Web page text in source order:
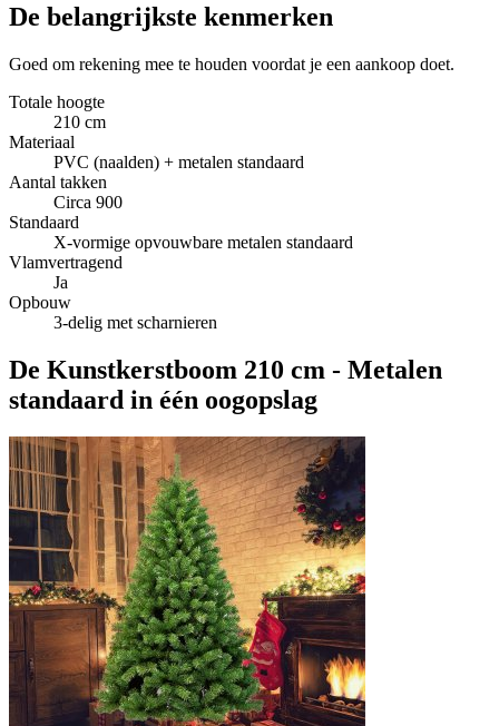
De belangrijkste kenmerken
Goed om rekening mee te houden voordat je een aankoop doet.
Totale hoogte
210 cm
Materiaal
PVC (naalden) + metalen standaard
Aantal takken
Circa 900
Standaard
X-vormige opvouwbare metalen standaard
Vlamvertragend
Ja
Opbouw
3-delig met scharnieren
De Kunstkerstboom 210 cm - Metalen
standaard in één oogopslag